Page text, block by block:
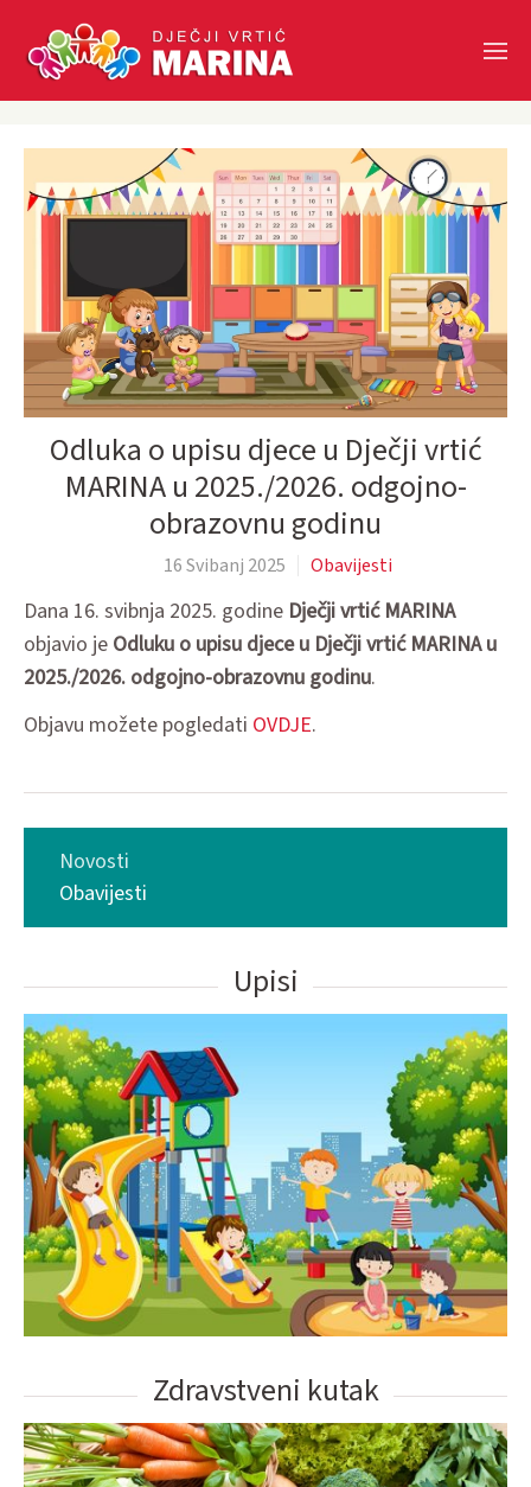
Skip to main content
Odluka o upisu djece u Dječji vrtić
MARINA u 2025./2026. odgojno-
obrazovnu godinu
16 Svibanj 2025 Obavijesti
Dana 16. svibnja 2025. godine Dječji vrtić MARINA
objavio je Odluku o upisu djece u Dječji vrtić MARINA u
2025./2026. odgojno-obrazovnu godinu.
Objavu možete pogledati OVDJE.
Novosti
Obavijesti
Upisi
Zdravstveni kutak